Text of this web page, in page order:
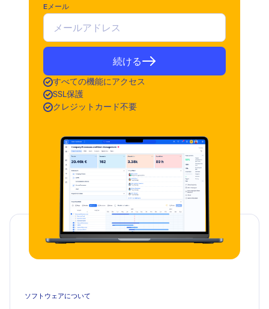
Eメール
続ける
すべての機能にアクセス
SSL保護
クレジットカード不要
ソフトウェアについて